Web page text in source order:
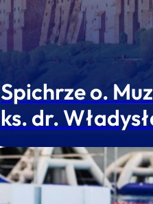
Spichrze o.
ks. dr.